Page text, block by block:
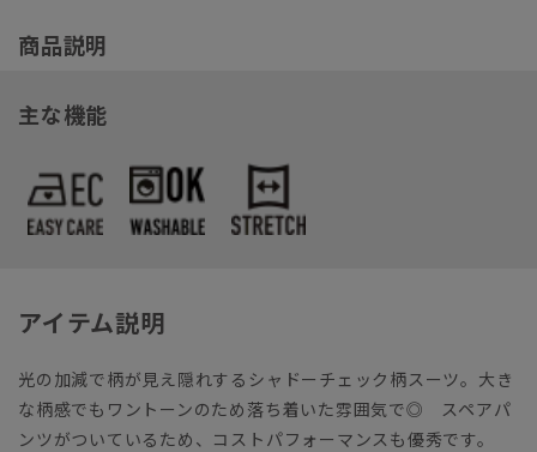
商品説明
主な機能
アイテム説明
光の加減で柄が見え隠れするシャドーチェック柄スーツ。大き
な柄感でもワントーンのため落ち着いた雰囲気で◎ スペアパ
ンツがついているため、コストパフォーマンスも優秀です。